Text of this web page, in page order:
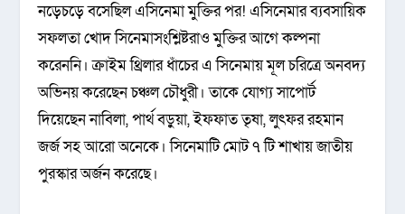
নড়েচড়ে বসেছিল এসিনেমা মুক্তির পর! এসিনেমার ব্যবসায়িক
সফলতা খোদ সিনেমাসংশ্লিষ্টরাও মুক্তির আগে কল্পনা
করেননি। ক্রাইম থ্রিলার ধাঁচের এ সিনেমায় মূল চরিত্রে অনবদ্য
অভিনয় করেছেন চঞ্চল চৌধুরী। তাকে যোগ্য সাপোর্ট
দিয়েছেন নাবিলা, পার্থ বড়ুয়া, ইফফাত তৃষা, লুৎফর রহমান
জর্জ সহ আরো অনেকে। সিনেমাটি মোট ৭ টি শাখায় জাতীয়
পুরস্কার অর্জন করেছে।